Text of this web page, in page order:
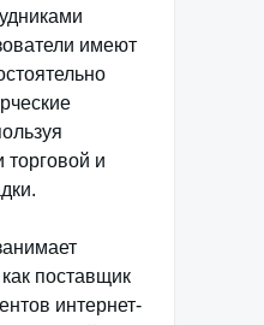
имеют
и
поставщик
интернет-